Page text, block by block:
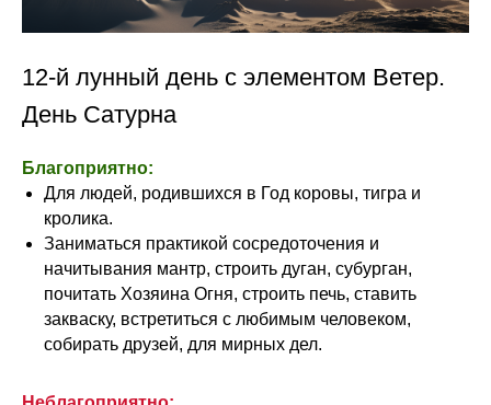
12-й лунный день с элементом Ветер.
День Сатурна
Благоприятно:
Для людей, родившихся в Год коровы, тигра и
кролика.
Заниматься практикой сосредоточения и
начитывания мантр, строить дуган, субурган,
почитать Хозяина Огня, строить печь, ставить
закваску, встретиться с любимым человеком,
собирать друзей, для мирных дел.